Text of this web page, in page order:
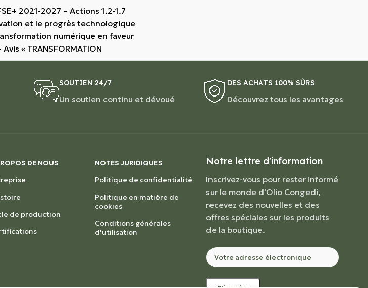
2021-2027 – Actions 1.2-1.7
et le progrès technologique
numérique en faveur
Avis « TRANSFORMATION
SOUTIEN 24/7
Un soutien continu et dévoué
DES ACHATS 100% SÛRS
Découvrez tous les avantages
DE NOUS
de production
NOTES JURIDIQUES
Politique de confidentialité
Politique en matière de
cookies
Conditions générales
d'utilisation
Notre lettre d'information
Inscrivez-vous pour rester informé
sur le monde d'Olio Congedi,
recevez des nouvelles et des
offres spéciales sur les produits
de la boutique.